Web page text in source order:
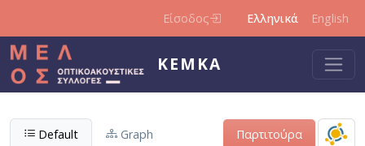
Είσοδος Ελληνικά English
ΚΕΜΚΑ
Default Graph Παρτιτούρα